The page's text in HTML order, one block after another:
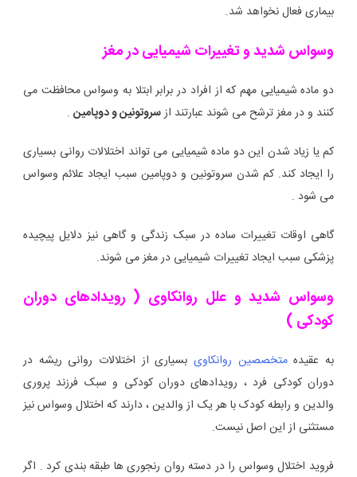
بیماری فعال نخواهد شد.
وسواس شدید و تغییرات شیمیایی در مغز
دو ماده شیمیایی مهم که از افراد در برابر ابتلا به وسواس محافظت می
کنند و در مغز ترشح می شوند عبارتند ازسروتونین و دوپامین .
کم یا زیاد شدن این دو ماده شیمیایی می تواند اختلالات روانی بسیاری
را ایجاد کند. کم شدن سروتونین و دوپامین سبب ایجاد علائم وسواس
می شود .
گاهی اوقات تغییرات ساده در سبک زندگی و گاهی نیز دلایل پیچیده
پزشکی سبب ایجاد تغییرات شیمیایی در مغز می شوند.
وسواس شدید و علل روانکاوی ( رویدادهای دوران
کودکی )
به عقیدهمتخصصین روانکاوی بسیاری از اختلالات روانی ریشه در
دوران کودکی فرد ، رویدادهای دوران کودکی و سبک فرزند پروری
والدین و رابطه کودک با هر یک از والدین ، دارند که اختلال وسواس نیز
مستثنی از این اصل نیست.
فروید اختلال وسواس را در دسته روان رنجوری ها طبقه بندی کرد . اگر